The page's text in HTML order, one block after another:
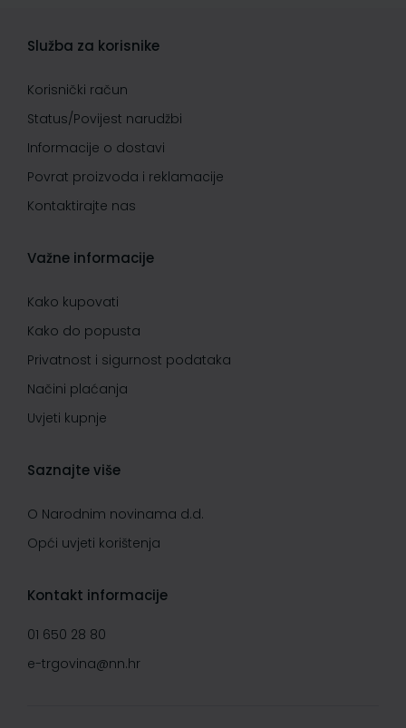
Služba za korisnike
Korisnički račun
Status/Povijest narudžbi
Informacije o dostavi
Povrat proizvoda i reklamacije
Kontaktirajte nas
Važne informacije
Kako kupovati
Kako do popusta
Privatnost i sigurnost podataka
Načini plaćanja
Uvjeti kupnje
Saznajte više
O Narodnim novinama d.d.
Opći uvjeti korištenja
Kontakt informacije
01 650 28 80
e-trgovina@nn.hr